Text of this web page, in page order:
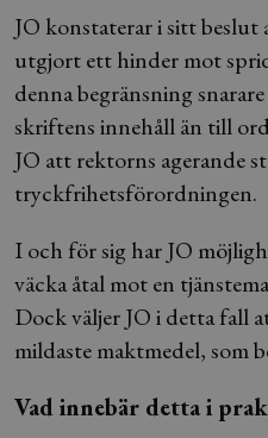
JO konstaterar i sitt
utgjort ett hinder mot
denna begränsning
skriftens innehåll än till
JO att rektorns agerande
tryckfrihetsförordningen.
I och för sig har JO
väcka åtal mot en
Dock väljer JO i detta fall
mildaste maktmedel, som
Vad innebär detta i